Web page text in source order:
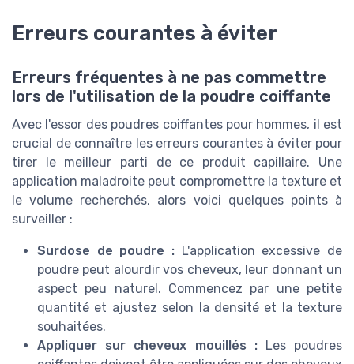
Erreurs courantes à éviter
Erreurs fréquentes à ne pas commettre
lors de l'utilisation de la poudre coiffante
Avec l'essor des poudres coiffantes pour hommes, il est
crucial de connaître les erreurs courantes à éviter pour
tirer le meilleur parti de ce produit capillaire. Une
application maladroite peut compromettre la texture et
le volume recherchés, alors voici quelques points à
surveiller :
Surdose de poudre : L'application excessive de
poudre peut alourdir vos cheveux, leur donnant un
aspect peu naturel. Commencez par une petite
quantité et ajustez selon la densité et la texture
souhaitées.
Appliquer sur cheveux mouillés :Les poudres